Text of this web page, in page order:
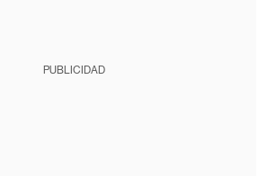
PUBLICIDAD